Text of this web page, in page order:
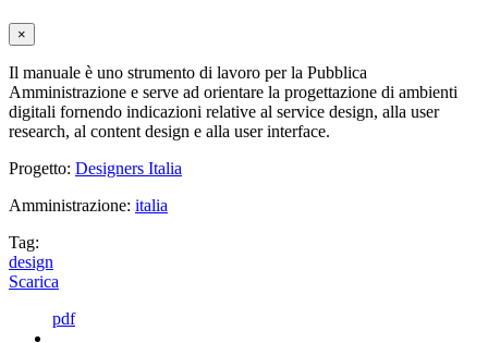
×
Il manuale è uno strumento di lavoro per la Pubblica
Amministrazione e serve ad orientare la progettazione di ambienti
digitali fornendo indicazioni relative al service design, alla user
research, al content design e alla user interface.
Progetto: Designers Italia
Amministrazione: italia
Tag:
design
Scarica
pdf